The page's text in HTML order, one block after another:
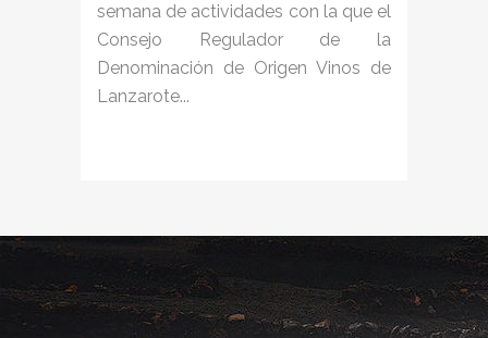
semana de actividades con la que el
Consejo Regulador de la
Denominación de Origen Vinos de
Lanzarote...